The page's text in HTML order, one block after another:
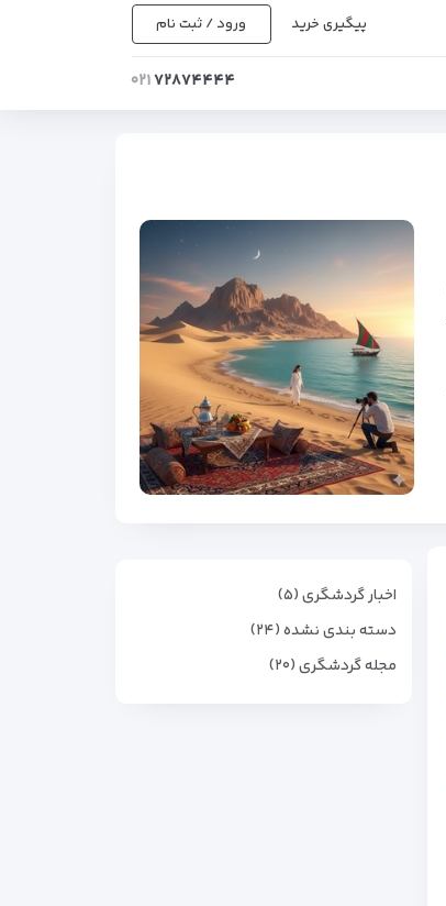
پیگیری خرید ورود / ثبت نام
۷۲۸۷۴۴۴۴۰۲۱
اخبار گردشگری (۵)
دسته بندی نشده (۲۴)
مجله گردشگری (۲۰)